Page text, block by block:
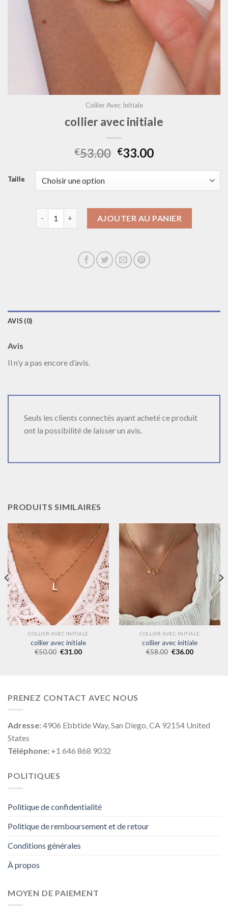
Collier Avec Initiale
collier avec initiale
€53.00 €33.00
Taille
AJOUTER AU PANIER
AVIS (0)
Avis
Il n’y a pas encore d’avis.
Seuls les clients connectés ayant acheté ce produit
ont la possibilité de laisser un avis.
PRODUITS SIMILAIRES
COLLIER AVEC INITIALE
collier avec initiale
€50.00 €31.00
COLLIER AVEC INITIALE
collier avec initiale
€58.00 €36.00
PRENEZ CONTACT AVEC NOUS
Adresse:4906 Ebbtide Way, San Diego, CA 92154 United
States
Téléphone: +1 646 868 9032
POLITIQUES
Politique de confidentialité
Politique de remboursement et de retour
Conditions générales
À propos
MOYEN DE PAIEMENT